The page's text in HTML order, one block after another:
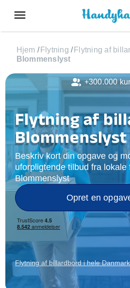
menu
Hjem / Flytning / Flytning af
Blommenslyst
Flytning af
Blommenslyst
Beskriv kort din opgave og
uforpligtende tilbud fra
Blommenslyst
Opret en
Flytning af billardbord i hele
+300.000